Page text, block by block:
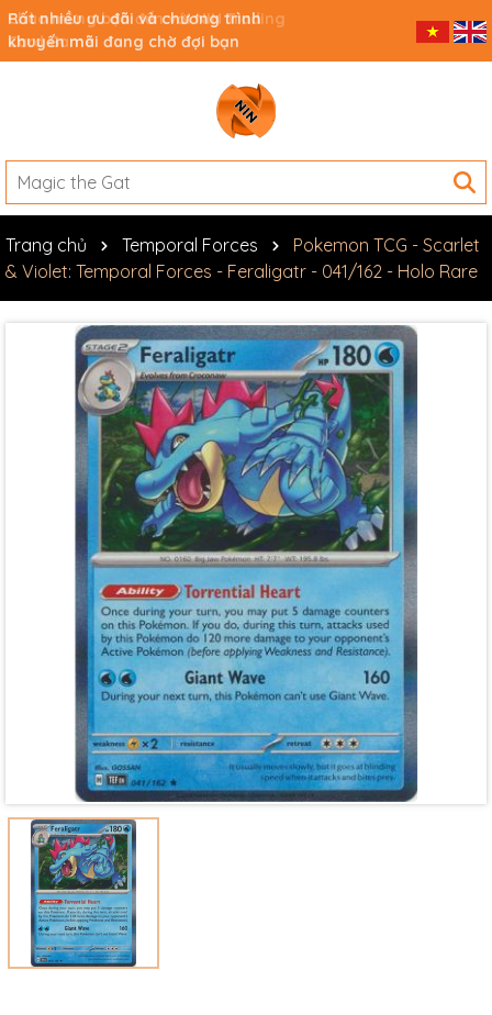
Rất nhiều ưu đãi và chương trình
khuyến mãi đang chờ đợi bạn
Trang chủ Temporal Forces
Pokemon TCG - Scarlet
& Violet: Temporal Forces - Feraligatr - 041/162 - Holo Rare
Mã giảm giá:
Ngày hết hạn: